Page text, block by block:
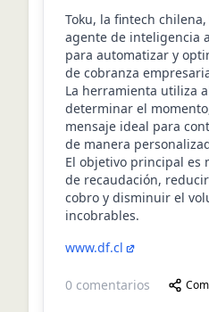
Toku, la fintech
agente de inteligencia
para automatizar y
de cobranza
La herramienta utiliza
determinar el
mensaje ideal para
de manera
El objetivo principal es
de recaudación,
cobro y disminuir el
incobrables.
www.df.cl
0 comentarios